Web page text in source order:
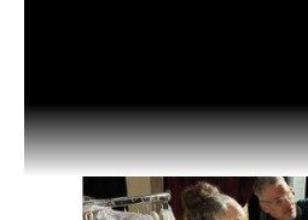
format.